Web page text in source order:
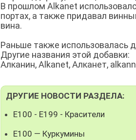
В прошлом Alkanet
портах, а также придавал
вина.
Раньше также использовалась
Другие названия этой добавки:
Алканин, Alkanet, Алканет,
ДРУГИЕ НОВОСТИ РАЗДЕЛА:
E100 - E199 - Красители
E100 — Куркумины